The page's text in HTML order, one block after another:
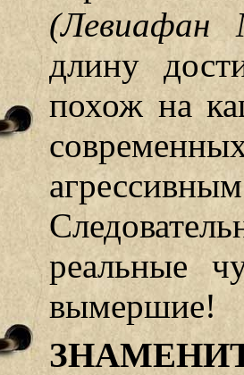
(Левиафан
длину
похож на
реальные
вымершие!